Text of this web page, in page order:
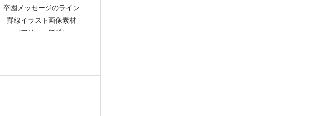
卒園メッセージのライン
罫線イラスト画像素材
（フリー、無料）